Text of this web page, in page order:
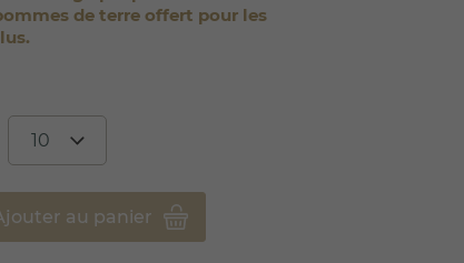
de terre offert pour les
au panier